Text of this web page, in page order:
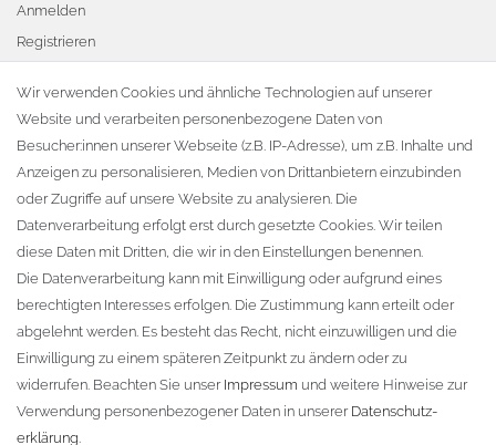
Anmelden
Registrieren
Warenkorb
Zur Kasse
KONTAKT
Fa. Steffen Jost
Söbrigener Weg 50
D-01796 Pirna
Telefon:+49 (0)3501 507295
info@dach-teufel.de
Wir verwenden Cookies und ähnliche Technologien auf unserer
Website und verarbeiten personenbezogene Daten von
Besucher:innen unserer Webseite (z.B. IP-Adresse), um z.B. Inhalte und
Anzeigen zu personalisieren, Medien von Drittanbietern einzubinden
oder Zugriffe auf unsere Website zu analysieren. Die
Datenverarbeitung erfolgt erst durch gesetzte Cookies. Wir teilen
diese Daten mit Dritten, die wir in den Einstellungen benennen.
Die Datenverarbeitung kann mit Einwilligung oder aufgrund eines
berechtigten Interesses erfolgen. Die Zustimmung kann erteilt oder
abgelehnt werden. Es besteht das Recht, nicht einzuwilligen und die
Einwilligung zu einem späteren Zeitpunkt zu ändern oder zu
widerrufen. Beachten Sie unser Impressum und weitere Hinweise zur
Verwendung personenbezogener Daten in unserer Daten­schutz­
erklärung.